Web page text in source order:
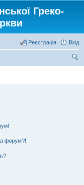
Греко-
Вхід
Реєстрація
форум?!